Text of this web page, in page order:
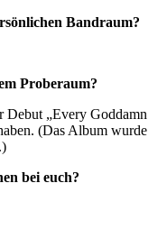
Bandraum?
Proberaum?
Debut „Every Goddamn
(Das Album wurde
bei euch?